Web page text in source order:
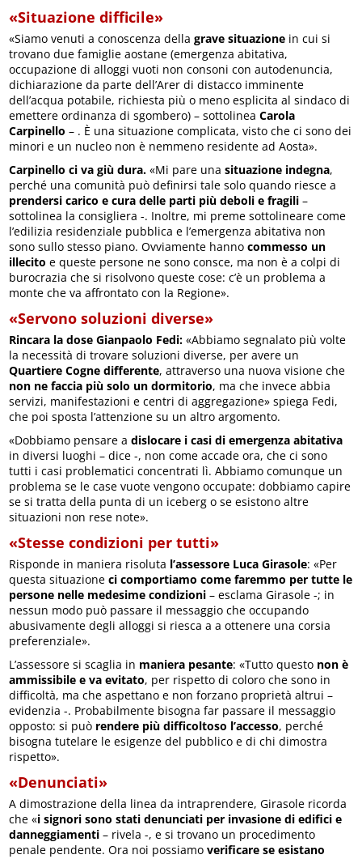
«Situazione difficile»
«Siamo venuti a conoscenza dellagrave situazione in cui si
trovano due famiglie aostane (emergenza abitativa,
occupazione di alloggi vuoti non consoni con autodenuncia,
dichiarazione da parte dell’Arer di distacco imminente
dell’acqua potabile, richiesta più o meno esplicita al sindaco di
emettere ordinanza di sgombero) – sottolineaCarola
Carpinello – . È una situazione complicata, visto che ci sono dei
minori e un nucleo non è nemmeno residente ad Aosta».
Carpinello ci va giù dura. «Mi pare unasituazione indegna,
perché una comunità può definirsi tale solo quando riesce a
prendersi carico e cura delle parti più deboli e fragili –
sottolinea la consigliera -. Inoltre, mi preme sottolineare come
l’edilizia residenziale pubblica e l’emergenza abitativa non
sono sullo stesso piano. Ovviamente hannocommesso un
illecito e queste persone ne sono consce, ma non è a colpi di
burocrazia che si risolvono queste cose: c’è un problema a
monte che va affrontato con la Regione».
«Servono soluzioni diverse»
Rincara la dose Gianpaolo Fedi: «Abbiamo segnalato più volte
la necessità di trovare soluzioni diverse, per avere un
Quartiere Cogne differente, attraverso una nuova visione che
non ne faccia più solo un dormitorio, ma che invece abbia
servizi, manifestazioni e centri di aggregazione» spiega Fedi,
che poi sposta l’attenzione su un altro argomento.
«Dobbiamo pensare adislocare i casi di emergenza abitativa
in diversi luoghi – dice -, non come accade ora, che ci sono
tutti i casi problematici concentrati lì. Abbiamo comunque un
problema se le case vuote vengono occupate: dobbiamo capire
se si tratta della punta di un iceberg o se esistono altre
situazioni non rese note».
«Stesse condizioni per tutti»
Risponde in maniera risoluta l’assessore Luca Girasole: «Per
questa situazioneci comportiamo come faremmo per tutte le
persone nelle medesime condizioni – esclama Girasole -; in
nessun modo può passare il messaggio che occupando
abusivamente degli alloggi si riesca a a ottenere una corsia
preferenziale».
L’assessore si scaglia in maniera pesante: «Tutto questo non è
ammissibile e va evitato, per rispetto di coloro che sono in
difficoltà, ma che aspettano e non forzano proprietà altrui –
evidenzia -. Probabilmente bisogna far passare il messaggio
opposto: si può rendere più difficoltoso l’accesso, perché
bisogna tutelare le esigenze del pubblico e di chi dimostra
rispetto».
«Denunciati»
A dimostrazione della linea da intraprendere, Girasole ricorda
che «i signori sono stati denunciati per invasione di edifici e
danneggiamenti – rivela -, e si trovano un procedimento
penale pendente. Ora noi possiamoverificare se esistano